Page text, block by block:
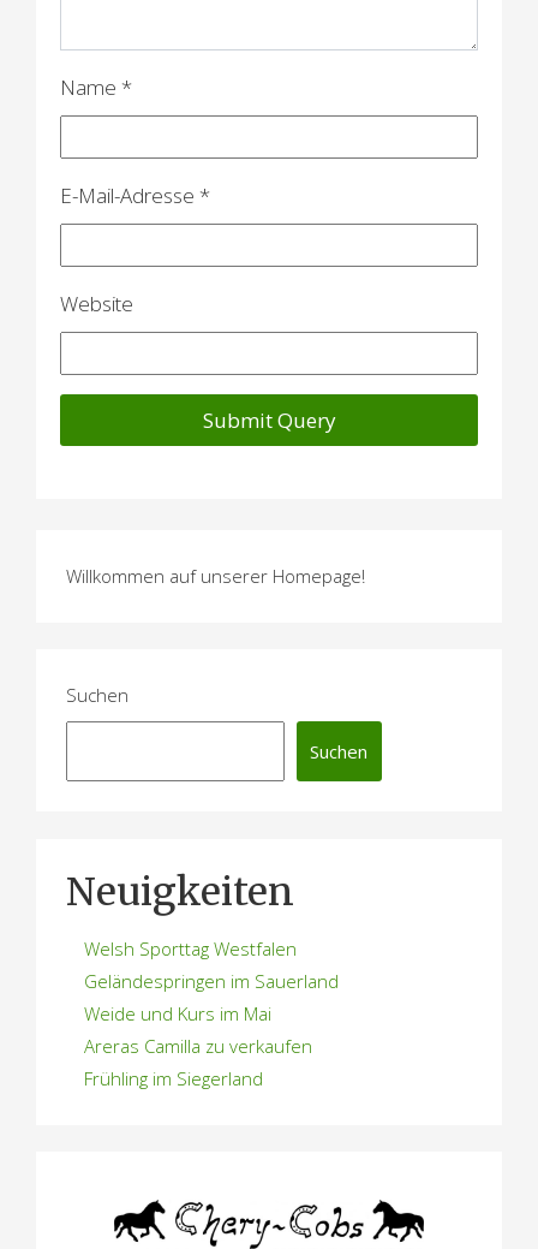
n
Name *
E-Mail-Adresse *
Website
Willkommen auf unserer Homepage!
Suchen
Suchen
Neuigkeiten
Welsh Sporttag Westfalen
Geländespringen im Sauerland
Weide und Kurs im Mai
Areras Camilla zu verkaufen
Frühling im Siegerland